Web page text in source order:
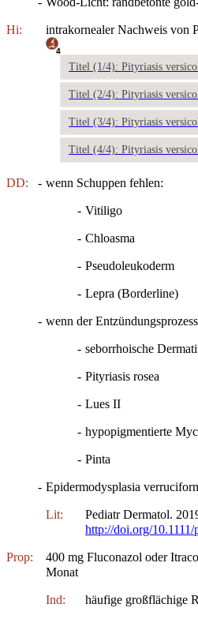
Hi: intrakornealer Nachweis von
4
Titel (1/4): Pityriasis
Titel (2/4): Pityriasis
Titel (3/4): Pityriasis
Titel (4/4): Pityriasis
DD: - wenn Schuppen fehlen:
- Vitiligo
- Chloasma
- Pseudoleukoderm
- Lepra (Borderline)
- wenn der
- seborrhoische
- Pityriasis rosea
- Lues II
- hypopigmentierte
- Pinta
- Epidermodysplasia
Lit:
Pediatr Dermatol.
http://doi.org/10.1111/
Prop:
400 mg Fluconazol oder
Monat
Ind: häufige großflächige